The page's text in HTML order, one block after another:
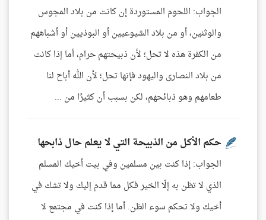
الجواب: اللحوم المستوردة إن كانت من بلاد المجوس
والوثنين، أو من بلاد الشيوعيين أو البوذيين أو أشباههم
من الكفرة هذه لا تحل؛ لأن ذبيحتهم حرام، أما إذا كانت
من بلاد النصارى واليهود فإنها تحل؛ لأن الله أباح لنا
طعامهم وهو ذبائحهم، لكن بسبب أن كثيرًا من ...
حكم الأكل من الذبيحة التي لا يعلم حال ذابحها
الجواب: إذا كنت بين مسلمين وفي بيت أخيك المسلم
الذي لا تظن به إلّا الخير فكل مما قدم إليك ولا تشك في
أخيك ولا تحكم سوء الظن. أما إذا كنت في مجتمع لا